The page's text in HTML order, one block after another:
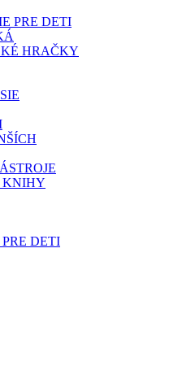
PRE DETI
HRAČKY
KNIHY
DETI